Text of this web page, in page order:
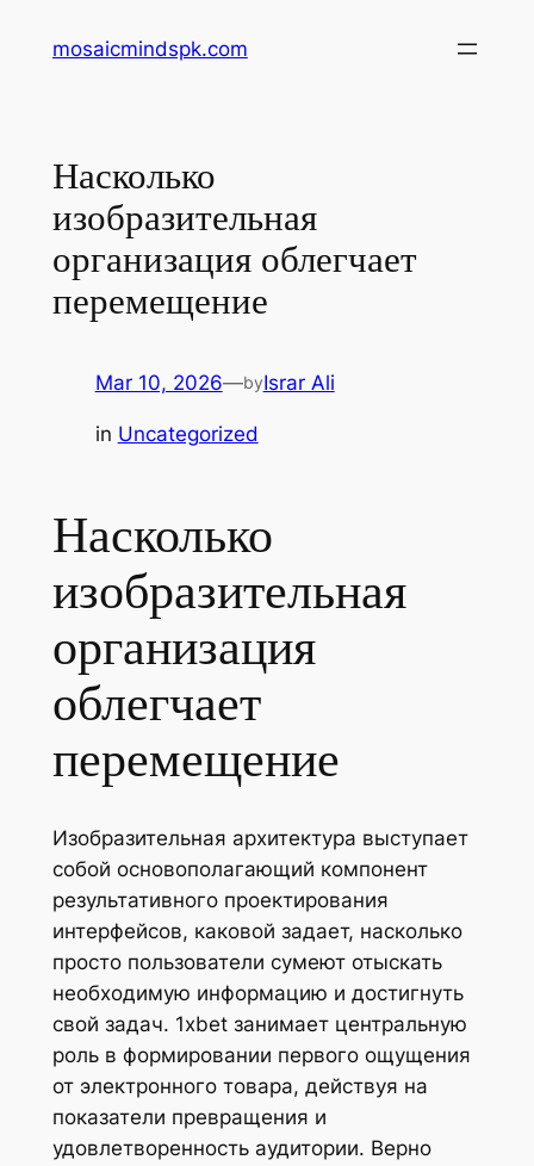
mosaicmindspk.com
Насколько
изобразительная
организация облегчает
перемещение
Mar 10, 2026—byIsrar Ali
in Uncategorized
Насколько
изобразительная
организация
облегчает
перемещение
Изобразительная архитектура выступает
собой основополагающий компонент
результативного проектирования
интерфейсов, каковой задает, насколько
просто пользователи сумеют отыскать
необходимую информацию и достигнуть
свой задач. 1xbet занимает центральную
роль в формировании первого ощущения
от электронного товара, действуя на
показатели превращения и
удовлетворенность аудитории. Верно